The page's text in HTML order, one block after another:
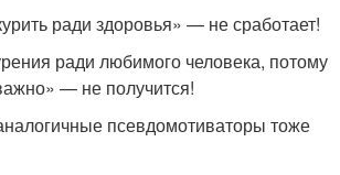
ради здоровья» — не сработает!
ради любимого человека, потому
— не получится!
псевдомотиваторы тоже